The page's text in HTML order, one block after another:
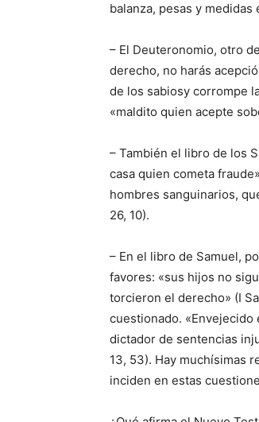
balanza, pesas y medidas
– El Deuteronomio, otro
derecho, no harás
de los sabiosy corrompe
«maldito quien acepte
– También el libro de los
casa quien cometa
hombres sanguinarios,
26, 10).
– En el libro de Samuel,
favores: «sus hijos no
torcieron el derecho» (I
cuestionado. «Envejecido
dictador de sentencias
13, 53). Hay muchísimas
inciden en estas